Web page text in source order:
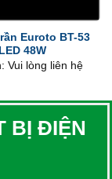
Euroto BT-53
LED 48W
Vui lòng liên hệ
BỊ ĐIỆN